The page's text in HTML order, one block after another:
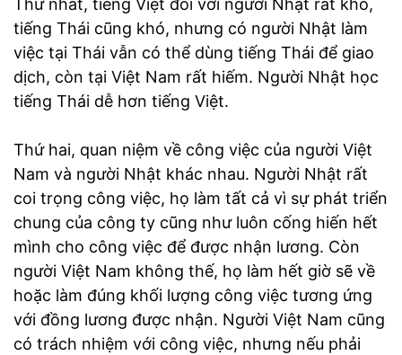
Thứ nhất, tiếng Việt đối với người Nhật rất khó,
tiếng Thái cũng khó, nhưng có người Nhật làm
việc tại Thái vẫn có thể dùng tiếng Thái để giao
dịch, còn tại Việt Nam rất hiếm. Người Nhật học
tiếng Thái dễ hơn tiếng Việt.
Thứ hai, quan niệm về công việc của người Việt
Nam và người Nhật khác nhau. Người Nhật rất
coi trọng công việc, họ làm tất cả vì sự phát triển
chung của công ty cũng như luôn cống hiến hết
mình cho công việc để được nhận lương. Còn
người Việt Nam không thế, họ làm hết giờ sẽ về
hoặc làm đúng khối lượng công việc tương ứng
với đồng lương được nhận. Người Việt Nam cũng
có trách nhiệm với công việc, nhưng nếu phải